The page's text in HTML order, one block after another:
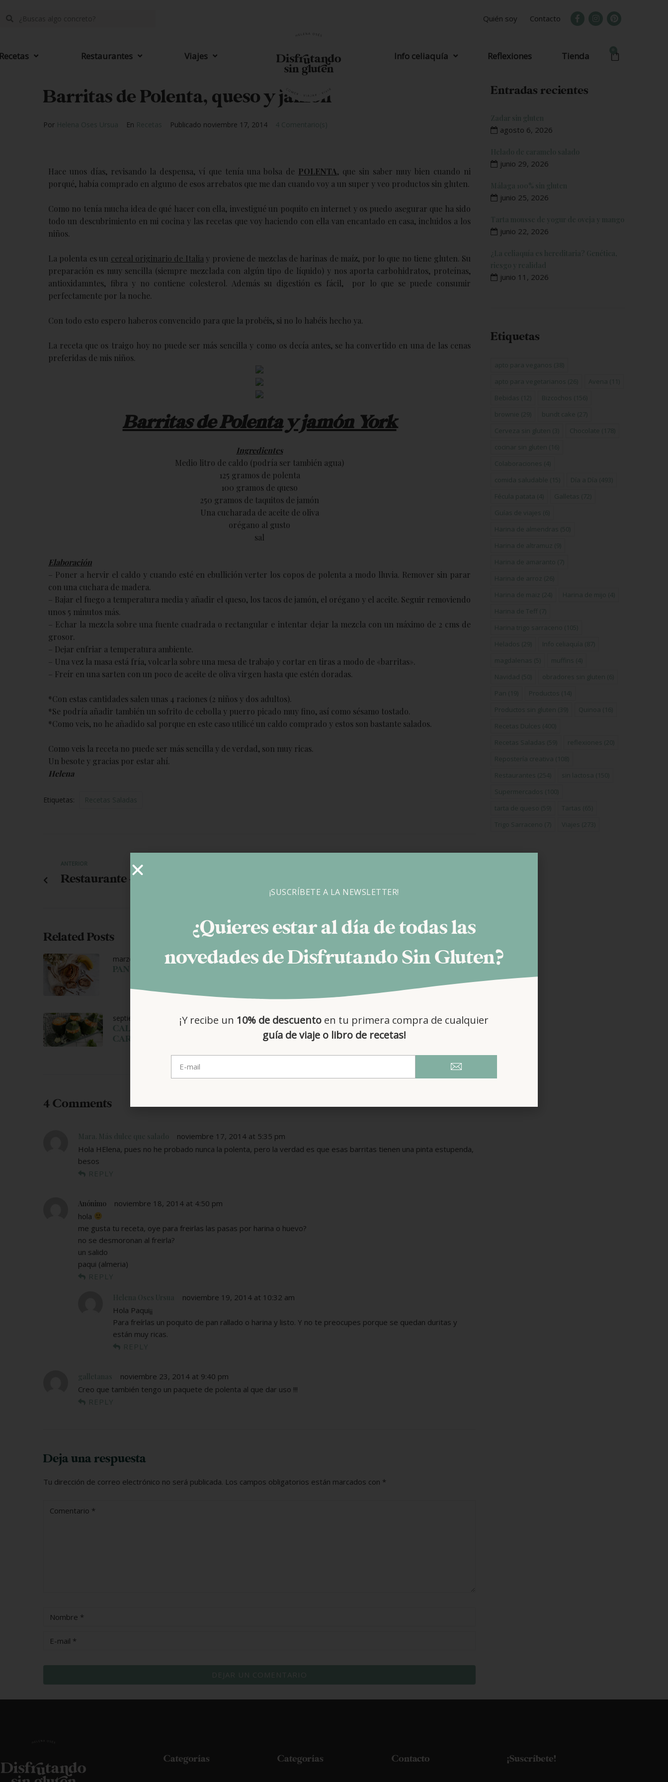
Quién soy Contacto
Restaurantes Viajes Info celiaquía Reflexiones Tienda
Barritas de Polenta, queso y jamón
Por Helena Oses Ursua En Recetas Publicado noviembre 17, 2014 4 Comentario(s)
Hace unos días, revisando la despensa, ví que tenía una bolsa de POLENTA, que sin saber muy bien cuando ni
porqué, había comprado en alguno de esos arrebatos que me dan cuando voy a un super y veo productos sin gluten.
Como no tenía mucha idea de qué hacer con ella, investigué un poquito en internet y os puedo asegurar que ha sido
todo un descubrimiento en mi cocina y las recetas que voy haciendo con ella van encantado en casa, incluidos a los
niños.
La polenta es un cereal originario de Italia y proviene de mezclas de harinas de maíz, por lo que no tiene gluten. Su
preparación es muy sencilla (siempre mezclada con algún tipo de líquido) y nos aporta carbohidratos, proteínas,
antioxidamntes, fibra y no contiene colesterol. Además su digestión es fácil, por lo que se puede consumir
perfectamente por la noche.
Con todo esto espero haberos convencido para que la probéis, si no lo habéis hecho ya.
La receta que os traigo hoy no puede ser más sencilla y como os decía antes, se ha convertido en una de las cenas
preferidas de mis niños.
Barritas de Polenta y jamón York
Ingredientes
Medio litro de caldo (podría ser también agua)
125 gramos de polenta
100 gramos de queso
250 gramos de taquitos de jamón
Una cucharada de aceite de oliva
orégano al gusto
sal
Elaboración
– Poner a hervir el caldo y cuando esté en ebullición verter los copos de polenta a modo lluvia. Remover sin parar
con una cuchara de madera.
– Bajar el fuego a temperatura media y añadir el queso, los tacos de jamón, el orégano y el aceite. Seguir removiendo
unos 5 minutos más.
– Echar la mezcla sobre una fuente cuadrada o rectangular e intentar dejar la mezcla con un máximo de 2 cms de
grosor.
– Dejar enfriar a temperatura ambiente.
– Una vez la masa está fría, volcarla sobre una mesa de trabajo y cortar en tiras a modo de «barritas».
– Freír en una sarten con un poco de aceite de oliva virgen hasta que estén doradas.
*Con estas cantidades salen unas 4 raciones (2 niños y dos adultos).
*Se podría añadir también un sofrito de cebolla y puerro picado muy fino, así como sésamo tostado.
*Como veis, no he añadido sal porque en este caso utilicé un caldo comprado y estos son bastante salados.
Como veis la receta no puede ser más sencilla y de verdad, son muy ricas.
Un besote y gracias por estar ahí.
Helena
Etiquetas: Recetas Saladas
ANTERIOR
Restaurante «La Sangiovesa»
Related Posts
marzo 9, 2026
PAN DE PLÁTANO SIN GLUTEN
enero 12, 2026
septiembre 29, 2025
CALABACINES RELLENOS DE
CARNE
septiembre 4, 2025
I GALA PREMIOS INFLUCELIAC
4 Comments
Mara. Más dulce que salado
noviembre 17, 2014 at 5:35 pm
Hola HElena, pues no he probado nunca la polenta, pero la verdad es que esas barritas tienen una pinta estupenda,
besos
REPLY
Anónimo
noviembre 18, 2014 at 4:50 pm
hola
me gusta tu receta, oye para freirlas las pasas por harina o huevo?
no se desmoronan al freirla?
un salido
paqui (almeria)
REPLY
Helena Oses Ursua
noviembre 19, 2014 at 10:32 am
Hola Paqui¡¡
Para freírlas un poquito de pan rallado o harina y listo. Y no te preocupes porque se quedan duritas y
están muy ricas.
REPLY
galletanas
noviembre 23, 2014 at 9:40 pm
Creo que también tengo un paquete de polenta al que dar uso !!!
REPLY
Deja una respuesta
Tu dirección de correo electrónico no será publicada. Los campos obligatorios están marcados con *
Entradas recientes
Zadar sin gluten
agosto 6, 2026
Helado de caramelo salado
junio 29, 2026
Málaga 100% sin gluten
junio 25, 2026
Tarta mousse de yogur de oveja y mango
junio 22, 2026
¿La celiaquía es hereditaria? Genética,
riesgo y realidad
junio 11, 2026
Etiquetas
apto para veganos (38)
apto para vegetarianos (26) Avena (11)
Bebidas (12) Bizcochos (156)
brownie (29) bundt cake (27)
Cerveza sin gluten (3) Chocolate (178)
cocinar sin gluten (16)
Colaboraciones (4)
comida saludable (15) Día a Día (493)
Fécula patata (4) Galletas (72)
Guías de viajes (6)
Harina de almendras (50)
Harina de altramuz (9)
Harina de amaranto (7)
Harina de arroz (26)
Harina de maiz (24) Harina de mijo (4)
Harina de Teff (7)
Harina trigo sarraceno (105)
Helados (29) Info celiaquía (87)
magdalenas (5) muffins (4)
Navidad (50) obradores sin gluten (6)
Pan (19) Productos (14)
Productos sin gluten (39) Quinoa (16)
Recetas Dulces (400)
Recetas Saladas (59) reflexiones (20)
Repostería creativa (108)
Restaurantes (254) sin lactosa (150)
Supermercados (100)
tarta de queso (59) Tartas (65)
Trigo Sarraceno (7) Viajes (273)
Categorías Categorías Contacto ¡Suscríbete!
¡SUSCRÍBETE A LA NEWSLETTER!
¿Quieres estar al día de todas las
novedades de Disfrutando Sin Gluten?
¡Y recibe un 10% de descuento en tu primera compra de cualquier
guía de viaje o libro de recetas!